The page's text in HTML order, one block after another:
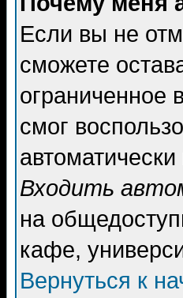
Если вы не
сможете
ограниченное
смог
Входить
на
кафе,
Вернуться к